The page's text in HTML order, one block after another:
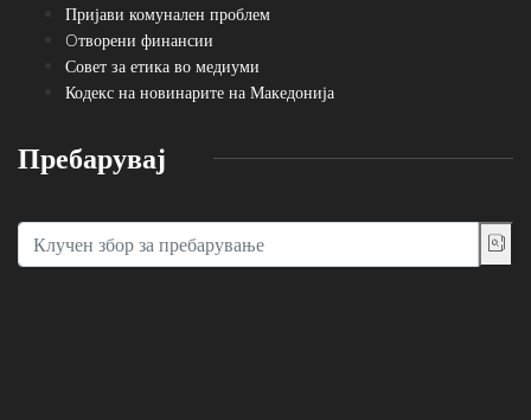
Пријави комунален проблем
Oтворени финансии
Совет за етика во медиуми
Кодекс на новинарите на Македонија
Пребарувај